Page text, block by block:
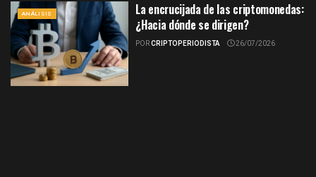
ANÁLISIS
La encrucijada de las criptomonedas:
¿Hacia dónde se dirigen?
PORCRIPTOPERIODISTA 26/07/2026